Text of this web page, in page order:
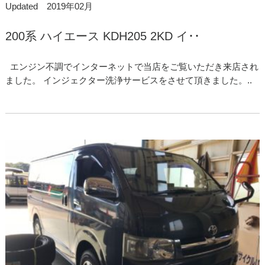
Updated 2019年02月
200系 ハイエース KDH205 2KD イ･･
エンジン不調でインターネットで当店をご覧いただき来店され
ました。 インジェクター洗浄サービスをさせて頂きました。..